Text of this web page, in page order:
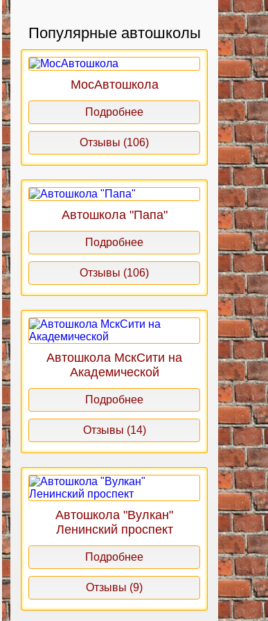
Популярные автошколы
МосАвтошкола
Подробнее
Отзывы (106)
Автошкола "Папа"
Подробнее
Отзывы (106)
Автошкола МскСити на
Академической
Подробнее
Отзывы (14)
Автошкола "Вулкан"
Ленинский проспект
Подробнее
Отзывы (9)